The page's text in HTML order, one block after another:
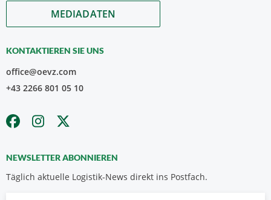
MEDIADATEN
KONTAKTIEREN SIE UNS
office@oevz.com
+43 2266 801 05 10
NEWSLETTER ABONNIEREN
Täglich aktuelle Logistik-News direkt ins Postfach.